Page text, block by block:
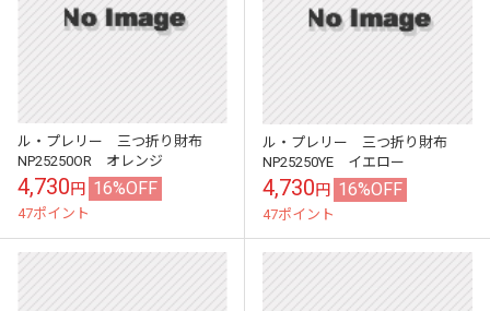
ル・プレリー 三つ折り財布
NP25250OR オレンジ
4,730円 16%OFF
47ポイント
ル・プレリー 三つ折り財布
NP25250YE イエロー
4,730円 16%OFF
47ポイント